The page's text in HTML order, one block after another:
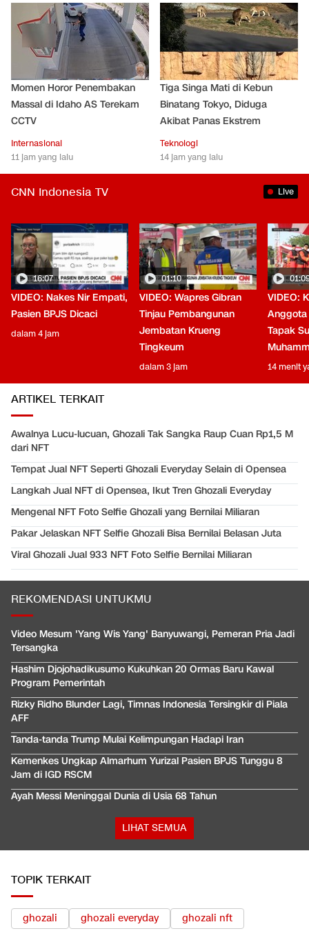
Momen Horor Penembakan
Massal di Idaho AS Terekam
CCTV
Internasional
11 jam yang lalu
Tiga Singa Mati di Kebun
Binatang Tokyo, Diduga
Akibat Panas Ekstrem
Teknologi
14 jam yang lalu
CNN Indonesia TV Live
16:07
VIDEO: Nakes Nir Empati,
Pasien BPJS Dicaci
dalam 4 jam
01:10
VIDEO: Wapres Gibran
Tinjau Pembangunan
Jembatan Krueng
Tingkeum
dalam 3 jam
VIDEO:
Anggota
Tapak
14 menit
ARTIKEL TERKAIT
Awalnya Lucu-lucuan, Ghozali Tak Sangka Raup Cuan Rp1,5 M
dari NFT
Tempat Jual NFT Seperti Ghozali Everyday Selain di Opensea
Langkah Jual NFT di Opensea, Ikut Tren Ghozali Everyday
Mengenal NFT Foto Selfie Ghozali yang Bernilai Miliaran
Pakar Jelaskan NFT Selfie Ghozali Bisa Bernilai Belasan Juta
Viral Ghozali Jual 933 NFT Foto Selfie Bernilai Miliaran
REKOMENDASI UNTUKMU
Video Mesum 'Yang Wis Yang' Banyuwangi, Pemeran Pria Jadi
Tersangka
Hashim Djojohadikusumo Kukuhkan 20 Ormas Baru Kawal
Program Pemerintah
Rizky Ridho Blunder Lagi, Timnas Indonesia Tersingkir di Piala
AFF
Tanda-tanda Trump Mulai Kelimpungan Hadapi Iran
Kemenkes Ungkap Almarhum Yurizal Pasien BPJS Tunggu 8
Jam di IGD RSCM
Ayah Messi Meninggal Dunia di Usia 68 Tahun
LIHAT SEMUA
TOPIK TERKAIT
ghozali ghozali everyday ghozali nft